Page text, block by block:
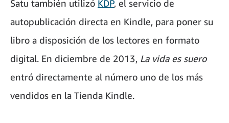
Satu también utilizó KDP, el servicio de
autopublicación directa en Kindle, para poner su
libro a disposición de los lectores en formato
digital. En diciembre de 2013, La vida es suero
entró directamente al número uno de los más
vendidos en la Tienda Kindle.